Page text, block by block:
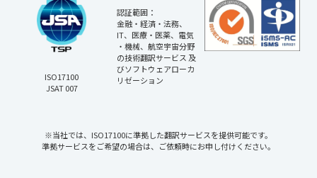
ISO17100
JSAT 007
認証範囲：
金融・経済・法務、
IT、医療・医薬、電気
・機械、航空宇宙分野
の技術翻訳サービス 及
びソフトウェアローカ
リゼーション
※当社では、ISO17100に準拠した翻訳サービスを提供可能です。
準拠サービスをご希望の場合は、ご依頼時にお申し付けください。